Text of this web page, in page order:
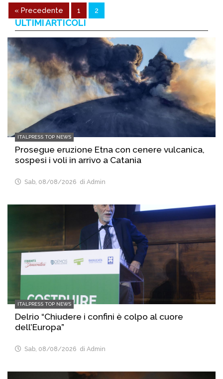
« Precedente 1 2
ULTIMI ARTICOLI
ITALPRESS TOP NEWS
Prosegue eruzione Etna con cenere vulcanica,
sospesi i voli in arrivo a Catania
Sab, 08/08/2026 di Admin
ITALPRESS TOP NEWS
Delrio “Chiudere i confini è colpo al cuore
dell’Europa”
Sab, 08/08/2026 di Admin